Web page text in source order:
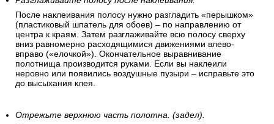
После наклеивания полосу нужно разгладить «перышком»
(пластиковый шпатель для обоев) – по направлению от
центра к краям. Затем разглаживайте всю полосу сверху
вниз равномерно расходящимися движениями влево-
вправо («елочкой»). Окончательное выравнивание
полотнища производится руками. Если вы наклеили
неровно или появились воздушные пузыри – исправьте это
до высыхания клея.
Отрежьте верхнюю часть полотна. (задел).